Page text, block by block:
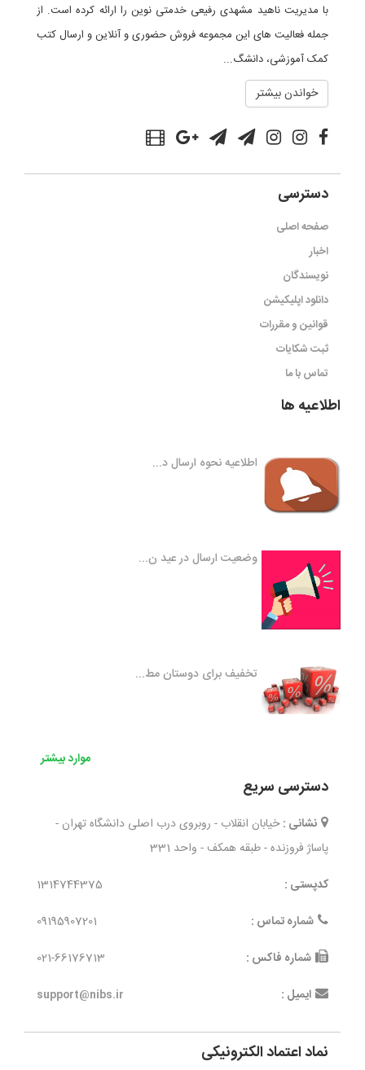
با مدیریت ناهید مشهدی رفیعی خدمتی نوین را ارائه کرده است. از
جمله فعالیت های این مجموعه فروش حضوری و آنلاین و ارسال کتب
کمک آموزشی، دانشگ...
خواندن بیشتر
دسترسی
صفحه اصلی
اخبار
نویسندگان
دانلود اپلیکیشن
قوانین و مقررات
ثبت شکایات
تماس با ما
اطلاعیه ها
اطلاعیه نحوه ارسال د...
وضعیت ارسال در عید ن...
تخفیف برای دوستان مط...
موارد بیشتر
دسترسی سریع
نشانی : خیابان انقلاب - روبروی درب اصلی دانشگاه تهران -
پاساژ فروزنده - طبقه همکف - واحد 331
کدپستی :
1314744375
شماره تماس :
09195907201
شماره فاکس :
021-66176713
ایمیل :
support@nibs.ir
نماد اعتماد الکترونیکی